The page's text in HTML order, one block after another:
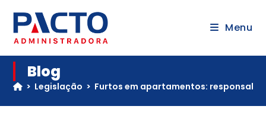
Menu
Blog
> Legislação > Furtos em apartamentos: